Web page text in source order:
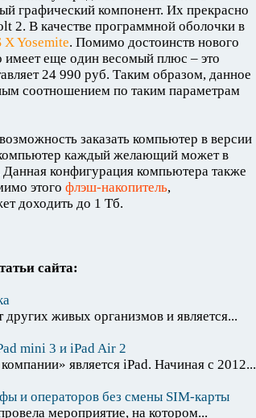
графический компонент. Их прекрасно
2. В качестве программной оболочки в
X Yosemite. Помимо достоинств нового
имеет еще один весомый плюс – это
24 990 руб. Таким образом, данное
соотношением по таким параметрам
заказать компьютер в версии
каждый желающий может в
конфигурация компьютера также
этого флэш-накопитель,
доходить до 1 Тб.
сайта:
других живых организмов и является...
mini 3 и iPad Air 2
является iPad. Начиная с 2012...
и операторов без смены SIM-карты
мероприятие, на котором...